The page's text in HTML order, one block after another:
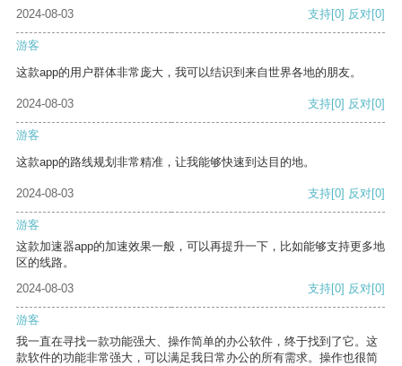
2024-08-03
支持[0] 反对[0]
游客
这款app的用户群体非常庞大，我可以结识到来自世界各地的朋友。
2024-08-03 支持[0] 反对[0]
游客
这款app的路线规划非常精准，让我能够快速到达目的地。
2024-08-03 支持[0] 反对[0]
游客
这款加速器app的加速效果一般，可以再提升一下，比如能够支持更多地
区的线路。
2024-08-03
支持[0] 反对[0]
游客
我一直在寻找一款功能强大、操作简单的办公软件，终于找到了它。这
款软件的功能非常强大，可以满足我日常办公的所有需求。操作也很简